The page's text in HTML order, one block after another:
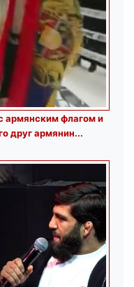
армянским флагом и
друг армянин...